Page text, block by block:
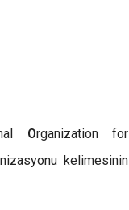
Organization for
kelimesinin